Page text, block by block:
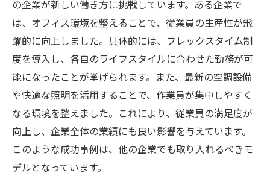
の企業が新しい働き方に挑戦しています。ある企業で
は、オフィス環境を整えることで、従業員の生産性が飛
躍的に向上しました。具体的には、フレックスタイム制
度を導入し、各自のライフスタイルに合わせた勤務が可
能になったことが挙げられます。また、最新の空調設備
や快適な照明を活用することで、作業員が集中しやすく
なる環境を整えました。これにより、従業員の満足度が
向上し、企業全体の業績にも良い影響を与えています。
このような成功事例は、他の企業でも取り入れるべきモ
デルとなっています。